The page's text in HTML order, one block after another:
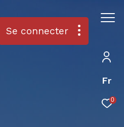
Fr
0
Se connecter